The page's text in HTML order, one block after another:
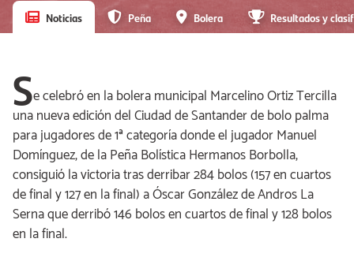
Noticias Peña Bolera Resultados y
Se celebró en la bolera municipal Marcelino Ortiz Tercilla
una nueva edición del Ciudad de Santander de bolo palma
para jugadores de 1ª categoría donde el jugador Manuel
Domínguez, de la Peña Bolística Hermanos Borbolla,
consiguió la victoria tras derribar 284 bolos (157 en cuartos
de final y 127 en la final) a Óscar González de Andros La
Serna que derribó 146 bolos en cuartos de final y 128 bolos
en la final.